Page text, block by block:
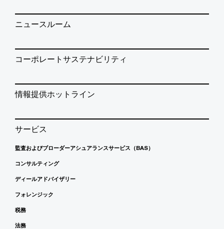
ニュースルーム
コーポレートサステナビリティ
情報提供ホットライン
サービス
監査およびブローダーアシュアランスサービス（BAS）
コンサルティング
ディールアドバイザリー
フォレンジック
税務
法務